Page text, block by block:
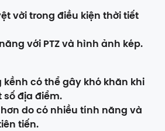
vời trong điều kiện thời tiết
với PTZ và hình ảnh kép.
kềnh có thể gây khó khăn khi
số địa điểm.
do có nhiều tính năng và
tiến.